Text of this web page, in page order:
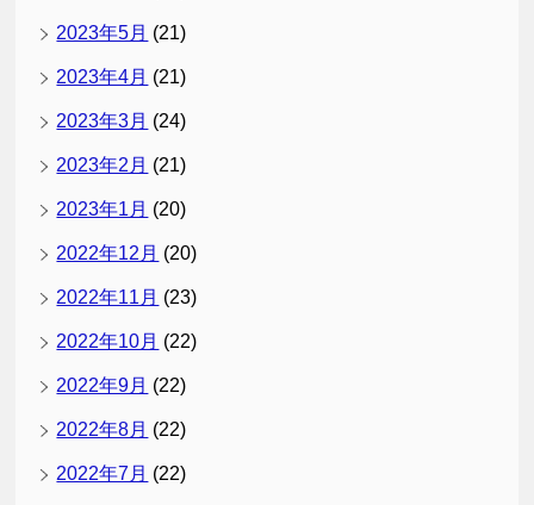
2023年5月 (21)
2023年4月 (21)
2023年3月 (24)
2023年2月 (21)
2023年1月 (20)
2022年12月 (20)
2022年11月 (23)
2022年10月 (22)
2022年9月 (22)
2022年8月 (22)
2022年7月 (22)